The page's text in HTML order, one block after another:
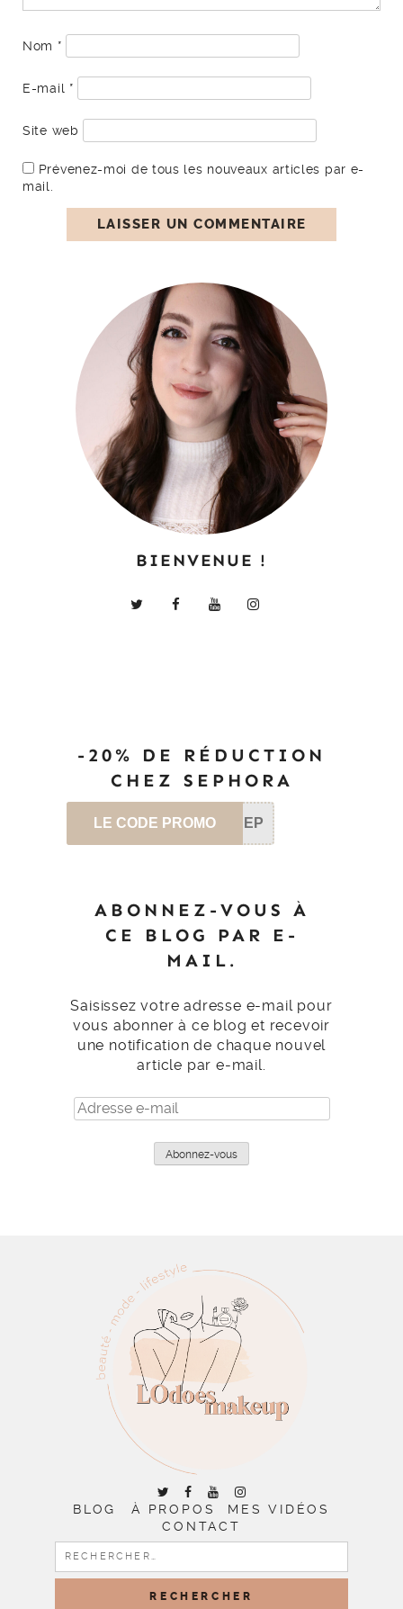
Nom *
E-mail *
Site web
Prévenez-moi de tous les nouveaux articles par e-
mail.
BIENVENUE !
-20% DE RÉDUCTION
CHEZ SEPHORA
LE CODE PROMO SEP
ABONNEZ-VOUS À
CE BLOG PAR E-
MAIL.
Saisissez votre adresse e-mail pour
vous abonner à ce blog et recevoir
une notification de chaque nouvel
article par e-mail.
Adresse
e-
Abonnez-vous
BLOG À PROPOS
MES VIDÉOS
CONTACT
RECHERCHER :